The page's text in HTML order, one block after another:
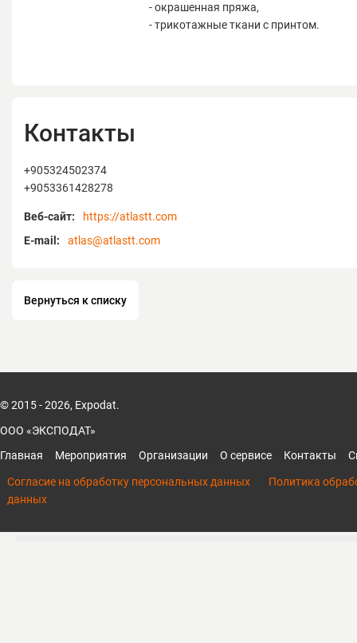
- окрашенная пряжа,
- трикотажные ткани с принтом.
Контакты
+905324502374
+9053361428278
Веб-сайт:
https://atlastt.com
E-mail:
atlas@atlastt.com
Вернуться к списку
© 2015 - 2026, Expodat.
ООО «ЭКСПОДАТ»
Главная
Мероприятия Организации О сервисе Контакты
Согласие на обработку персональных данных
Политика
данных